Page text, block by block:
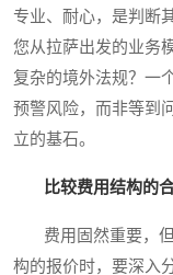
专业、耐心，是判断
您从拉萨出发的业务
复杂的境外法规？一
预警风险，而非等到
立的基石。
比较费用结构的
费用固然重要，但
构的报价时，要深入